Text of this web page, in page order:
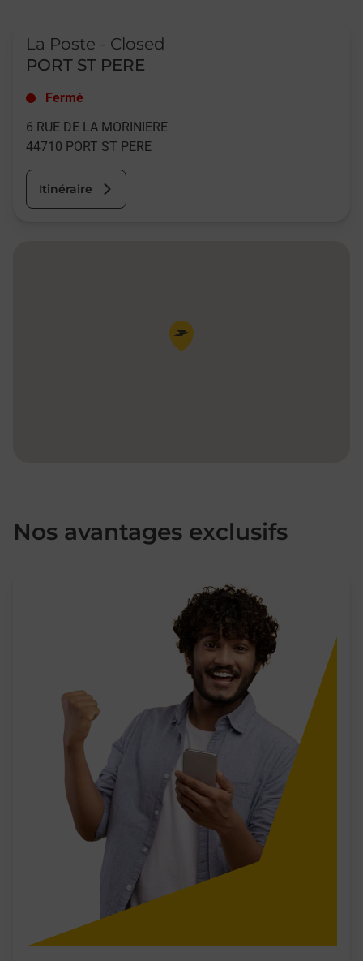
La Poste - Closed
PORT ST PERE
Fermé
6 RUE DE LA MORINIERE
44710 PORT ST PERE
Itinéraire
Pin de la carte
Nos avantages exclusifs